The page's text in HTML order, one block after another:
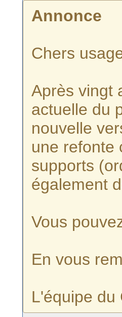
Annonce
Chers
Après vingt
actuelle du
nouvelle
une refonte
supports
également
Vous
En vous
L'équipe du